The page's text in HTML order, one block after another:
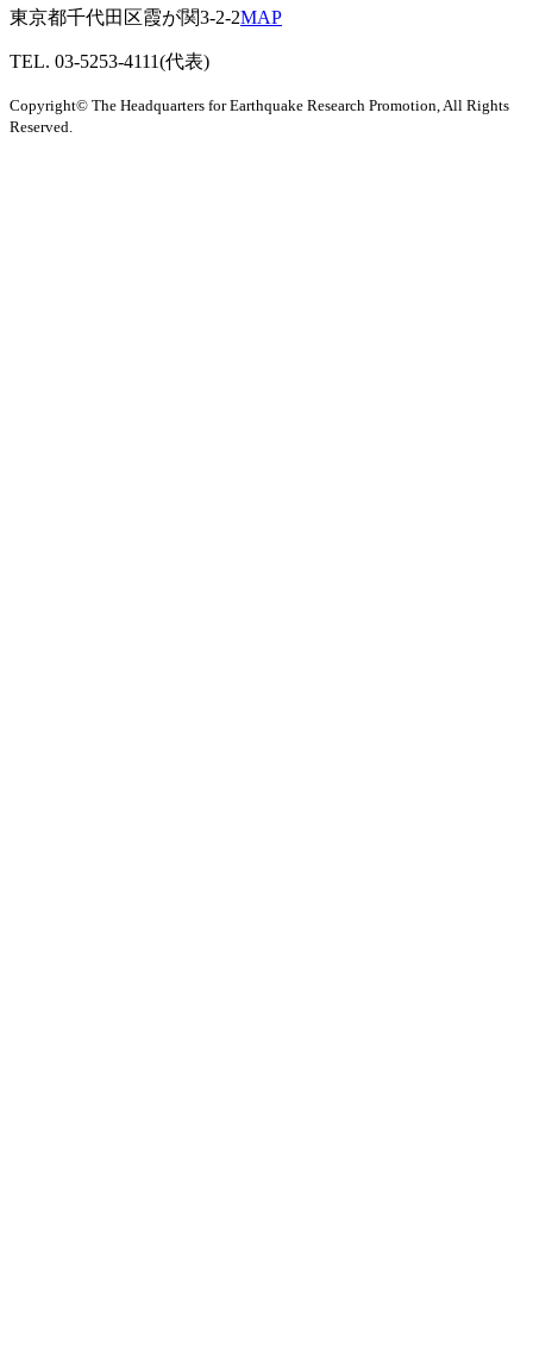
東京都千代田区霞が関3-2-2MAP
TEL. 03-5253-4111(代表)
Copyright© The Headquarters for Earthquake Research Promotion, All Rights
Reserved.